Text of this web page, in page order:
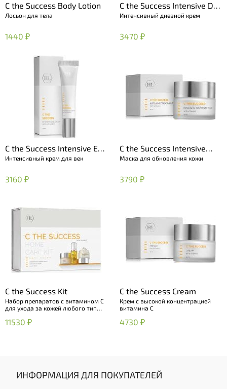
C the Success Body Lotion
Лосьон для тела
1440 ₽
C the Success Intensive Day
Cream
Интенсивный дневной крем
3470 ₽
C the Success Intensive Eye
Cream
Интенсивный крем для век
3160 ₽
C the Success Intensive
Treatment Mask
Маска для обновления кожи
3790 ₽
C the Success Kit
Набор препаратов с витамином С
для ухода за кожей любого типа
хроностарения
11530 ₽
C the Success Cream
Крем с высокой концентрацией
витамина C
4730 ₽
ИНФОРМАЦИЯ ДЛЯ ПОКУПАТЕЛЕЙ